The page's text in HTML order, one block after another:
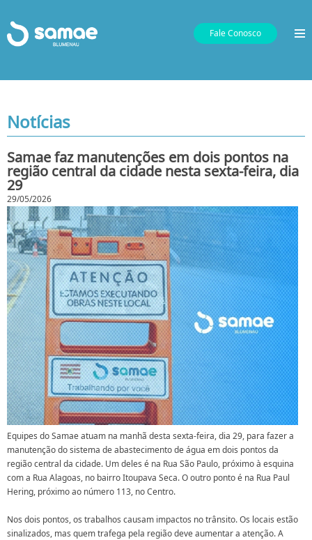
Fale Conosco
Notícias
Samae faz manutenções em dois pontos na
região central da cidade nesta sexta-feira, dia
29
29/05/2026
Equipes do Samae atuam na manhã desta sexta-feira, dia 29, para fazer a
manutenção do sistema de abastecimento de água em dois pontos da
região central da cidade. Um deles é na Rua São Paulo, próximo à esquina
com a Rua Alagoas, no bairro Itoupava Seca. O outro ponto é na Rua Paul
Hering, próximo ao número 113, no Centro.
Nos dois pontos, os trabalhos causam impactos no trânsito. Os locais estão
sinalizados, mas quem trafega pela região deve aumentar a atenção. A